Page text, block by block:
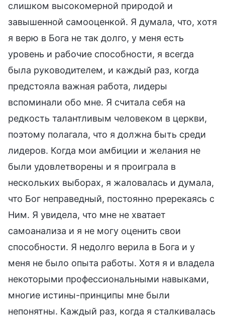
слишком высокомерной природой и
завышенной самооценкой. Я думала, что, хотя
я верю в Бога не так долго, у меня есть
уровень и рабочие способности, я всегда
была руководителем, и каждый раз, когда
предстояла важная работа, лидеры
вспоминали обо мне. Я считала себя на
редкость талантливым человеком в церкви,
поэтому полагала, что я должна быть среди
лидеров. Когда мои амбиции и желания не
были удовлетворены и я проиграла в
нескольких выборах, я жаловалась и думала,
что Бог неправедный, постоянно пререкаясь с
Ним. Я увидела, что мне не хватает
самоанализа и я не могу оценить свои
способности. Я недолго верила в Бога и у
меня не было опыта работы. Хотя я и владела
некоторыми профессиональными навыками,
многие истины-принципы мне были
непонятны. Каждый раз, когда я сталкивалась